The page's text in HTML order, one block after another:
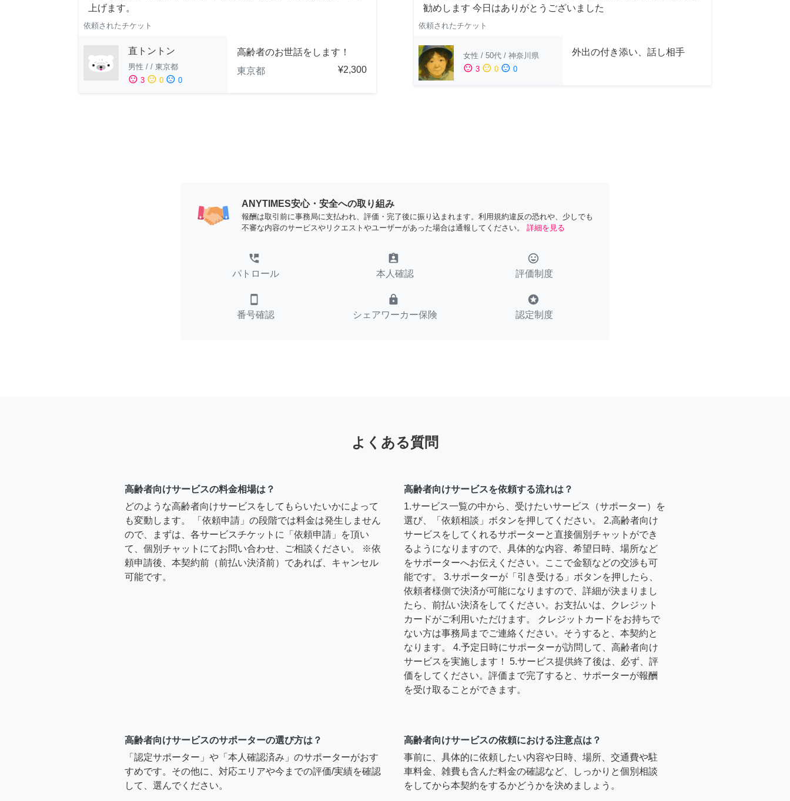
上げます。
依頼されたチケット
直トントン
男性 / / 東京都
sentiment_satisfied 3 sentiment_neutral 0 sentiment_dissatisfied 0
高齢者のお世話をします！
東京都
¥2,300
勧めします 今日はありがとうございました
依頼されたチケット
女性 / 50代 / 神奈川県
sentiment_satisfied 3 sentiment_neutral 0 sentiment_dissatisfied 0
外出の付き添い、話し相手
ANYTIMES安心・安全への取り組み
報酬は取引前に事務局に支払われ、評価・完了後に振り込まれます。利用規約違反の恐れや、少しでも
不審な内容のサービスやリクエストやユーザーがあった場合は通報してください。
詳細を見る
perm_phone_msg
パトロール
assignment_ind
本人確認
tag_faces
評価制度
smartphone
番号確認
lock
シェアワーカー保険
stars
認定制度
よくある質問
高齢者向けサービスの料金相場は？
どのような高齢者向けサービスをしてもらいたいかによって
も変動します。 「依頼申請」の段階では料金は発生しません
ので、まずは、各サービスチケットに「依頼申請」を頂い
て、個別チャットにてお問い合わせ、ご相談ください。 ※依
頼申請後、本契約前（前払い決済前）であれば、キャンセル
可能です。
高齢者向けサービスを依頼する流れは？
1.サービス一覧の中から、受けたいサービス（サポーター）を
選び、「依頼相談」ボタンを押してください。 2.高齢者向け
サービスをしてくれるサポーターと直接個別チャットができ
るようになりますので、具体的な内容、希望日時、場所など
をサポーターへお伝えください。ここで金額などの交渉も可
能です。 3.サポーターが「引き受ける」ボタンを押したら、
依頼者様側で決済が可能になりますので、詳細が決まりまし
たら、前払い決済をしてください。お支払いは、クレジット
カードがご利用いただけます。 クレジットカードをお持ちで
ない方は事務局までご連絡ください。そうすると、本契約と
なります。 4.予定日時にサポーターが訪問して、高齢者向け
サービスを実施します！ 5.サービス提供終了後は、必ず、評
価をしてください。評価まで完了すると、サポーターが報酬
を受け取ることができます。
高齢者向けサービスのサポーターの選び方は？
「認定サポーター」や「本人確認済み」のサポーターがおす
すめです。その他に、対応エリアや今までの評価/実績を確認
して、選んでください。
高齢者向けサービスの依頼における注意点は？
事前に、具体的に依頼したい内容や日時、場所、交通費や駐
車料金、雑費も含んだ料金の確認など、しっかりと個別相談
をしてから本契約をするかどうかを決めましょう。